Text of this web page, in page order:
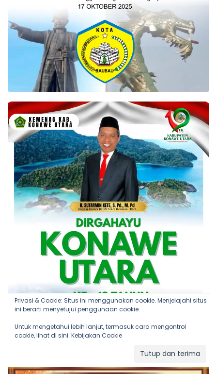
Privasi & Cookie: Situs ini menggunakan cookie. Menjelajahi situs
ini berarti menyetujui penggunaan cookie.
Untuk mengetahui lebih lanjut, termasuk cara mengontrol
cookie, lihat di sini: Kebijakan Cookie